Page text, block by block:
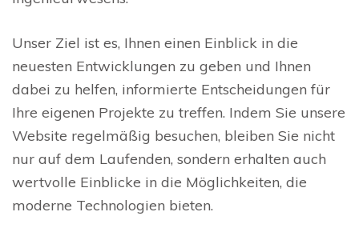
Unser Ziel ist es, Ihnen einen Einblick in die
neuesten Entwicklungen zu geben und Ihnen
dabei zu helfen, informierte Entscheidungen für
Ihre eigenen Projekte zu treffen. Indem Sie unsere
Website regelmäßig besuchen, bleiben Sie nicht
nur auf dem Laufenden, sondern erhalten auch
wertvolle Einblicke in die Möglichkeiten, die
moderne Technologien bieten.